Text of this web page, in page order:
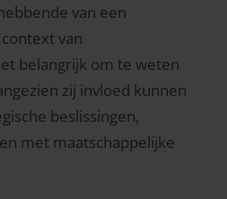
van een
van
belangrijk om te weten
zij invloed kunnen
beslissingen,
met maatschappelijke